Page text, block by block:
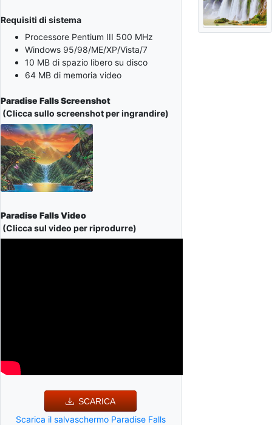
Requisiti di sistema
Processore Pentium III 500 MHz
Windows 95/98/ME/XP/Vista/7
10 MB di spazio libero su disco
64 MB di memoria video
Paradise Falls Screenshot
(Clicca sullo screenshot per ingrandire)
Paradise Falls Video
(Clicca sul video per riprodurre)
SCARICA
Scarica il salvaschermo Paradise Falls